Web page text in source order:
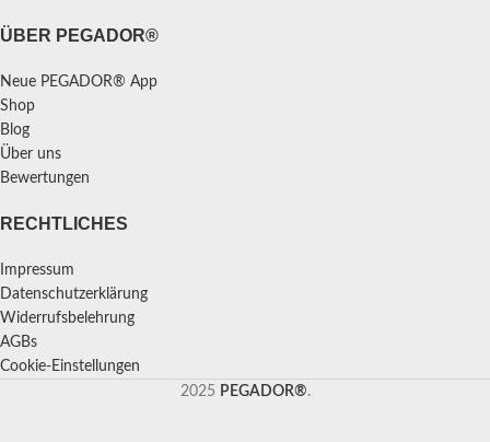
ÜBER PEGADOR®
Neue PEGADOR® App
Shop
Blog
Über uns
Bewertungen
RECHTLICHES
Impressum
Datenschutzerklärung
Widerrufsbelehrung
AGBs
Cookie-Einstellungen
2025 PEGADOR®.